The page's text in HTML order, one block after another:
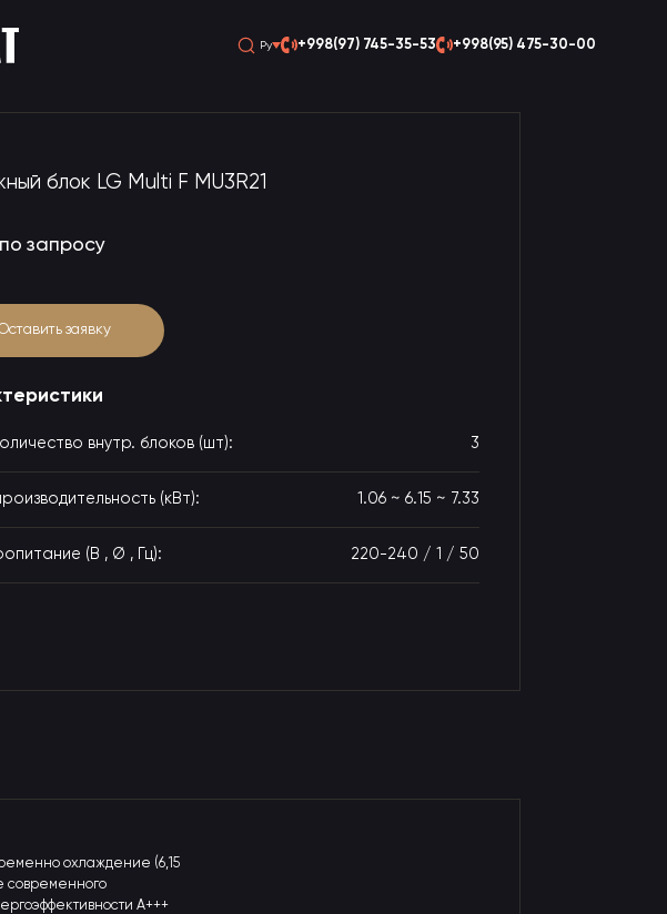
Ру +998(97) 745-35-53 +998(95) 475-30-00
блок LG Multi F MU3R21
запросу
заявку
внутр. блоков (шт): 3
(кВт): 1.06 ~ 6.15 ~ 7.33
(В , Ø , Гц): 220-240 / 1 / 50
охлаждение (6,15
современного
A+++